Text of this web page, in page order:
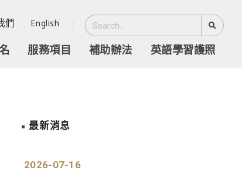
們 English
服務項目 補助辦法 英語學習護照
最新消息
2026-07-16